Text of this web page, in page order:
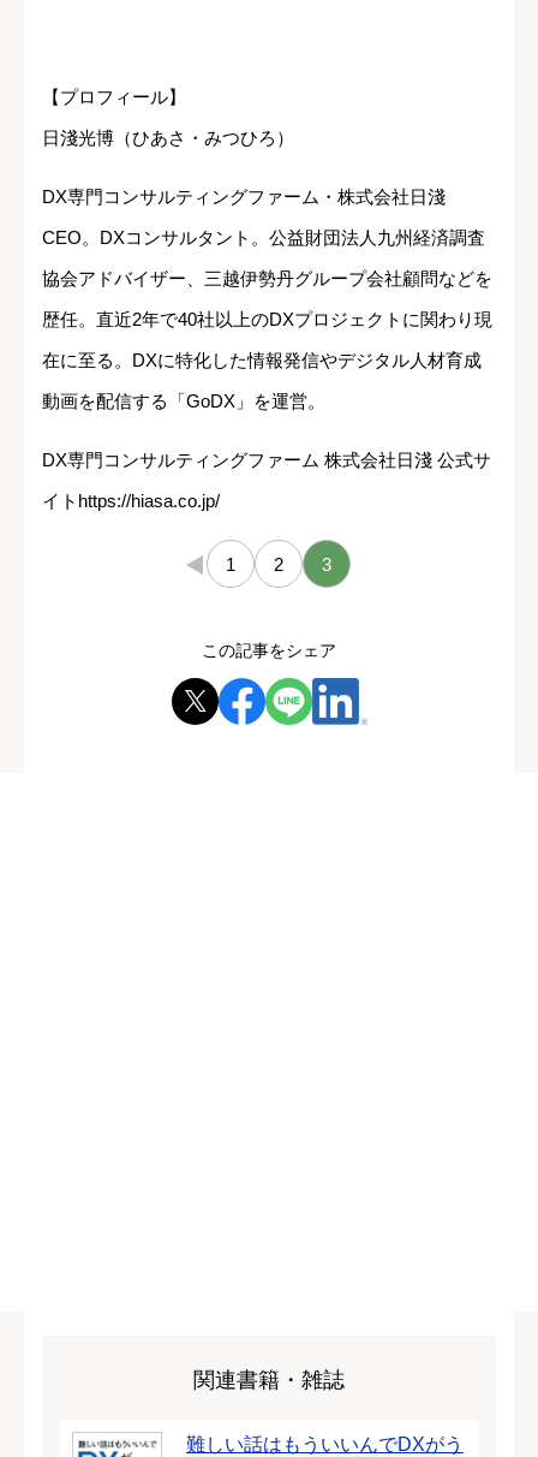
【プロフィール】
日淺光博（ひあさ・みつひろ）
DX専門コンサルティングファーム・株式会社日淺
CEO。DXコンサルタント。公益財団法人九州経済調査
協会アドバイザー、三越伊勢丹グループ会社顧問などを
歴任。直近2年で40社以上のDXプロジェクトに関わり現
在に至る。DXに特化した情報発信やデジタル人材育成
動画を配信する「GoDX」を運営。
DX専門コンサルティングファーム 株式会社日淺 公式サ
イトhttps://hiasa.co.jp/
← 1 2 3
この記事をシェア
関連書籍・雑誌
難しい話はもういいんでDXがう